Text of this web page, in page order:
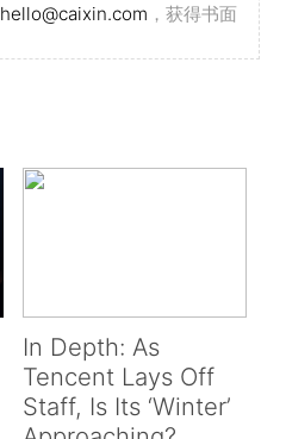
hello@caixin.com ，获得书面
In Depth: As
Tencent Lays Off
Staff, Is Its ‘Winter’